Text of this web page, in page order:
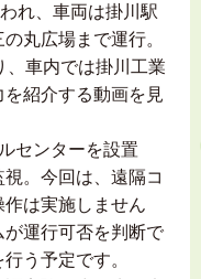
れ、車両は掛川駅
丸広場まで運行。
、車内では掛川工業
紹介する動画を見
センターを設置
。今回は、遠隔コ
は実施しません
運行可否を判断で
う予定です。